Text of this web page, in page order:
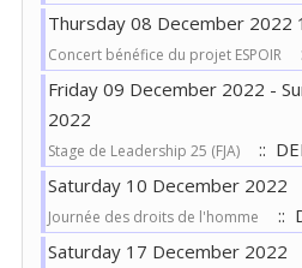
Thursday 08 December 2022
Concert bénéfice du projet ESPOIR
Friday 09 December 2022 -
2022
Stage de Leadership 25 (FJA)
::
Saturday 10 December 2022
Journée des droits de l'homme
::
Saturday 17 December 2022